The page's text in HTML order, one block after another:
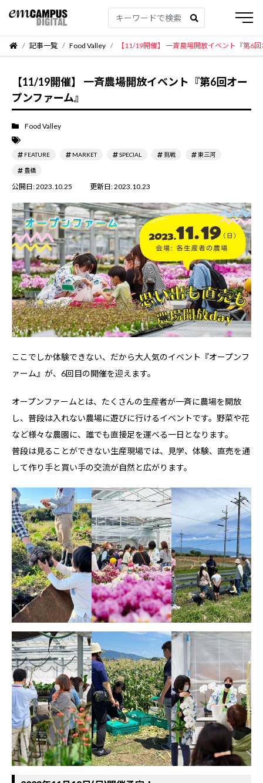
記事一覧 Food Valley 【11/19開催】 一斉農場開放イベント『第6
【11/19開催】 一斉農場開放イベント『第6回オー
プンファーム』
Food Valley
FEATURE MARKET SPECIAL 挑戦 東三河
豊橋
公開日:2023.10.25 更新日:2023.10.23
ここでしか体験できない、だから大人気のイベント『オープンフ
ァーム』が、6回目の開催を迎えます。
オープンファームとは、たくさんの生産者が一斉に農場を開放
し、普段は入れない農場に遊びに行けるイベントです。野菜や花
など様々な農園に、誰でも直接足を運べる一日となります。
普段は見ることができない生産現場では、見学、体験、直売を通
して作り手と買い手の交流が自然と広がります。